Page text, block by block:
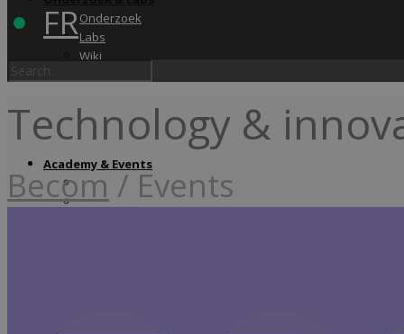
Onderzoek
Labs
Wiki
Academy & Events
Friday Snack
Opleidingen
FR
Technology &
Becom / Events